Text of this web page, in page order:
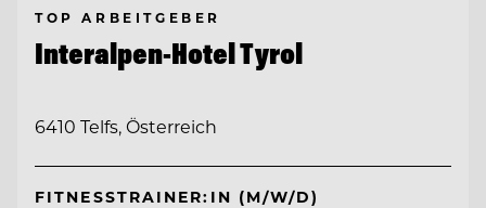
TOP ARBEITGEBER
Interalpen-Hotel Tyrol
6410 Telfs, Österreich
FITNESSTRAINER:IN (M/W/D)